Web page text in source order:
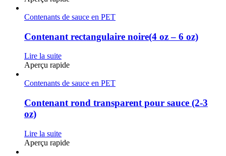
Contenants de sauce en PET
Contenant rectangulaire noire(4 oz – 6 oz)
Lire la suite
Aperçu rapide
Contenants de sauce en PET
Contenant rond transparent pour sauce (2-3
oz)
Lire la suite
Aperçu rapide